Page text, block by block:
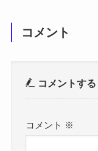
コメント
コメントする
コメント ※